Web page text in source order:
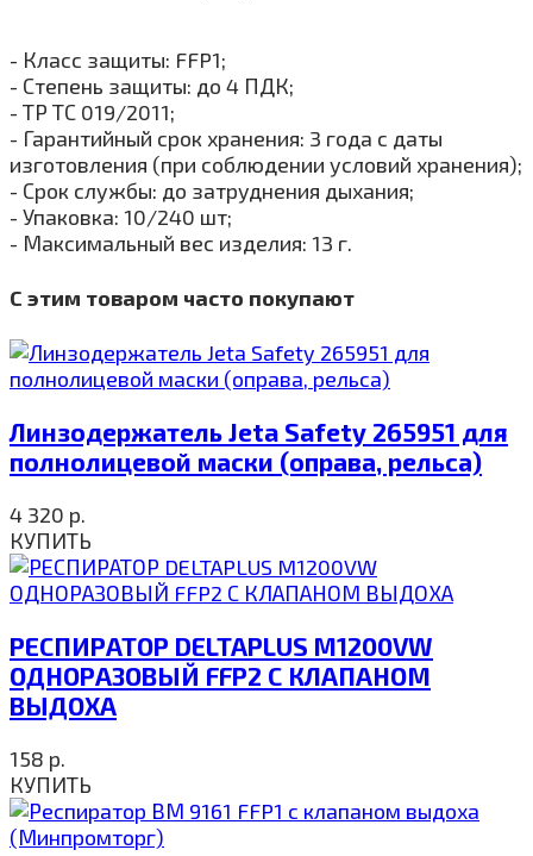
- Класс защиты: FFP1;
- Степень защиты: до 4 ПДК;
- ТР ТС 019/2011;
- Гарантийный срок хранения: 3 года с даты
изготовления (при соблюдении условий хранения);
- Срок службы: до затруднения дыхания;
- Упаковка: 10/240 шт;
- Максимальный вес изделия: 13 г.
С этим товаром часто покупают
Линзодержатель Jeta Safety 265951 для
полнолицевой маски (оправа, рельса)
4 320 р.
КУПИТЬ
РЕСПИРАТОР DELTAPLUS M1200VW
ОДНОРАЗОВЫЙ FFP2 С КЛАПАНОМ
ВЫДОХА
158 р.
КУПИТЬ